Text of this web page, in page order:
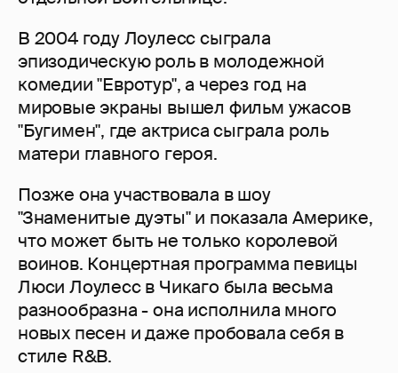
В 2004 году Лоулесс сыграла
эпизодическую роль в молодежной
комедии "Евротур", а через год на
мировые экраны вышел фильм ужасов
"Бугимен", где актриса сыграла роль
матери главного героя.
Позже она участвовала в шоу
"Знаменитые дуэты" и показала Америке,
что может быть не только королевой
воинов. Концертная программа певицы
Люси Лоулесс в Чикаго была весьма
разнообразна - она исполнила много
новых песен и даже пробовала себя в
стиле R&B.